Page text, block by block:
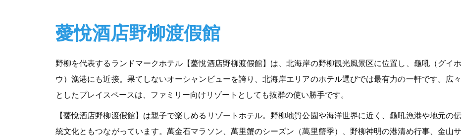
薆悅酒店野柳渡假館
野柳を代表するランドマークホテル【薆悅酒店野柳渡假館】は、北海岸の野柳観光風景区に位置し、龜吼（グイホ
ウ）漁港にも近接。果てしないオーシャンビューを誇り、北海岸エリアのホテル選びでは最有力の一軒です。広々
としたプレイスペースは、ファミリー向けリゾートとしても抜群の使い勝手です。
【薆悅酒店野柳渡假館】は親子で楽しめるリゾートホテル。野柳地質公園や海洋世界に近く、龜吼漁港や地元の伝
統文化ともつながっています。萬金石マラソン、萬里蟹のシーズン（萬里蟹季）、野柳神明の港清め行事、金山サ